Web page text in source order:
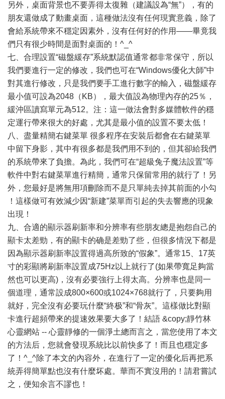
另外，桌面背景也不要弄得太復雜（建議設為“無”），有的
朋友還做成了動畫桌面，這種做法沒有任何現實意義，除了
會給系統帶來不穩定因素外，沒有任何好的作用——畢竟我
們只有很少時間是面對桌面的！^_^
七、合理設置“磁盤緩存”系統默認值通常都非常保守，所以
我們要進行一定的修改，我們也可在“Windows優化大師”中
對其進行修改，只是我們要手工進行數字的輸入，磁盤緩存
最小值可設為2048（KB），最大值設為物理內存的25％，
緩沖區讀寫單元為512。注：這一做法會對多媒體軟件的穩
定運行帶來很大的好處，尤其是最小值的設置不要太低！
八、盡量精簡右鍵菜單 很多程序在安裝后都會在右鍵菜單
中留下身影，其中有很多都是我們用不到的，但其卻給我們
的系統帶來了負擔。為此，我們可在“超級兔子魔法設置”等
軟件中對右鍵菜單進行精簡，通常只保留常用的就行了！另
外，您最好是將無用項刪除而不是只單純去掉其前面的小勾
！這樣做可有效減少因“新建”菜單而引起的失去響應的現象
出現！
九、合適的顯示器刷新率和分辨率有些朋友總是抱怨自己的
顯卡太差勁，有的顯卡的确是差勁了些，但很多情況下都是
因為顯示器刷新率設置得過高所致的“假象”。通常15、17英
寸的彩顯將刷新率設置成75Hz以上就行了(如果帶寬足夠當
然也可以更高)，沒有必要強行上得太高。分辨率也是同一
個道理，通常設成800×600或1024×768就行了，只要夠用
就好，完全沒有必要玩什麼“終极”和“骨灰”。這樣做比對顯
卡進行超頻帶來的提速效果要大多了！結語 &copy;靜竹林
心靈網站 -- 心靈靜修的一個淨土總而言之，當您使用了本文
的方法后，您就會發現系統比以前快多了！而且也穩定多
了！^_^除了本文的內容外，在進行了一定的優化后再把系
統弄得簡單點也沒有什麼坏處。華而不實沒用的！請君嘗試
之，便知余言不謬也！